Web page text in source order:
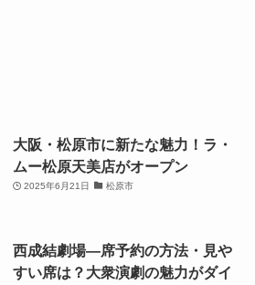
大阪・松原市に新たな魅力！ラ・
ムー松原天美店がオープン
2025年6月21日 松原市
西成結劇場—席予約の方法・見や
すい席は？大衆演劇の魅力がダイ